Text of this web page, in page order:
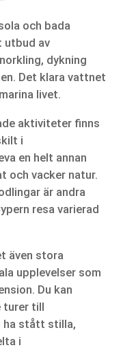
och bada
utbud av
dykning
Det klara vattnet
livet.
aktiviteter finns
i
en helt annan
och vacker natur.
är andra
resa varierad
även stora
upplevelser som
Du kan
turer till
ha stått stilla,
i